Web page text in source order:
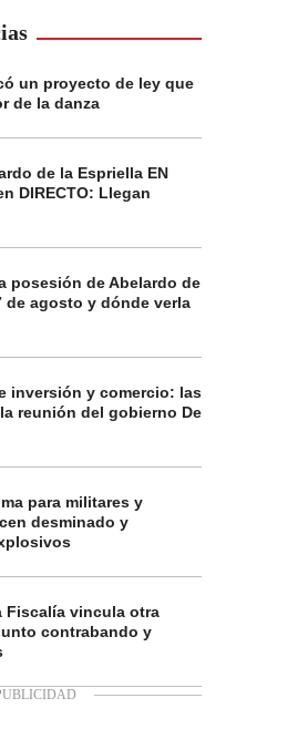
un proyecto de ley que
de la danza
de la Espriella EN
DIRECTO: Llegan
posesión de Abelardo de
de agosto y dónde verla
inversión y comercio: las
reunión del gobierno De
para militares y
desminado y
Fiscalía vincula otra
contrabando y